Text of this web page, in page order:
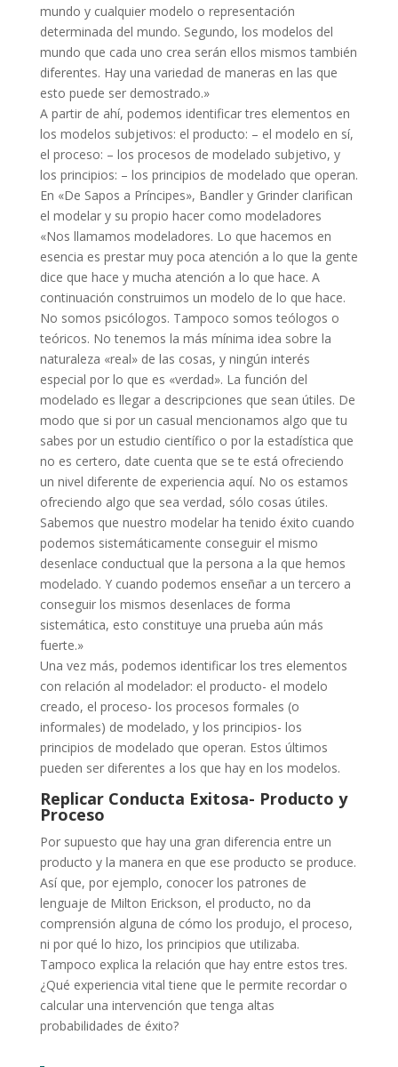
mundo y cualquier modelo o representación
determinada del mundo. Segundo, los modelos del
mundo que cada uno crea serán ellos mismos también
diferentes. Hay una variedad de maneras en las que
esto puede ser demostrado.»
A partir de ahí, podemos identificar tres elementos en
los modelos subjetivos: el producto: – el modelo en sí,
el proceso: – los procesos de modelado subjetivo, y
los principios: – los principios de modelado que operan.
En «De Sapos a Príncipes», Bandler y Grinder clarifican
el modelar y su propio hacer como modeladores
«Nos llamamos modeladores. Lo que hacemos en
esencia es prestar muy poca atención a lo que la gente
dice que hace y mucha atención a lo que hace. A
continuación construimos un modelo de lo que hace.
No somos psicólogos. Tampoco somos teólogos o
teóricos. No tenemos la más mínima idea sobre la
naturaleza «real» de las cosas, y ningún interés
especial por lo que es «verdad». La función del
modelado es llegar a descripciones que sean útiles. De
modo que si por un casual mencionamos algo que tu
sabes por un estudio científico o por la estadística que
no es certero, date cuenta que se te está ofreciendo
un nivel diferente de experiencia aquí. No os estamos
ofreciendo algo que sea verdad, sólo cosas útiles.
Sabemos que nuestro modelar ha tenido éxito cuando
podemos sistemáticamente conseguir el mismo
desenlace conductual que la persona a la que hemos
modelado. Y cuando podemos enseñar a un tercero a
conseguir los mismos desenlaces de forma
sistemática, esto constituye una prueba aún más
fuerte.»
Una vez más, podemos identificar los tres elementos
con relación al modelador: el producto- el modelo
creado, el proceso- los procesos formales (o
informales) de modelado, y los principios- los
principios de modelado que operan. Estos últimos
pueden ser diferentes a los que hay en los modelos.
Replicar Conducta Exitosa- Producto y
Proceso
Por supuesto que hay una gran diferencia entre un
producto y la manera en que ese producto se produce.
Así que, por ejemplo, conocer los patrones de
lenguaje de Milton Erickson, el producto, no da
comprensión alguna de cómo los produjo, el proceso,
ni por qué lo hizo, los principios que utilizaba.
Tampoco explica la relación que hay entre estos tres.
¿Qué experiencia vital tiene que le permite recordar o
calcular una intervención que tenga altas
probabilidades de éxito?